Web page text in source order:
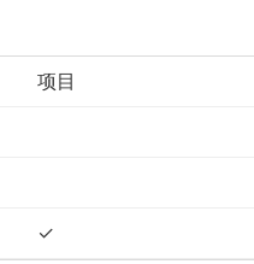
项目
✓